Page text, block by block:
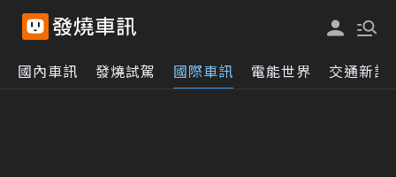
國內車訊 發燒試駕 國際車訊 電能世界 交通新訊